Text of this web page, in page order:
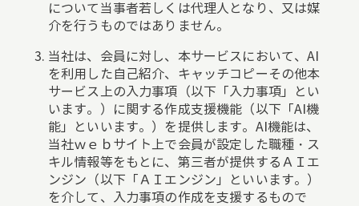
について当事者若しくは代理人となり、又は媒
介を行うものではありません。
当社は、会員に対し、本サービスにおいて、AI
を利用した自己紹介、キャッチコピーその他本
サービス上の入力事項（以下「入力事項」とい
います。）に関する作成支援機能（以下「AI機
能」といいます。）を提供します。AI機能は、
当社ｗｅｂサイト上で会員が設定した職種・ス
キル情報等をもとに、第三者が提供するＡＩエ
ンジン（以下「ＡＩエンジン」といいます。）
を介して、入力事項の作成を支援するもので